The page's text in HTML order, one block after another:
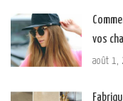
vos
août 1,